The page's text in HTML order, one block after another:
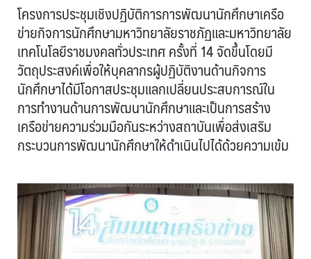
โครงการประชุมเชิงปฏิบัติการการพัฒนานักศึกษาเครือ
ข่ายกิจการนักศึกษามหาวิทยาลัยราชภัฏและมหาวิทยาลัย
เทคโนโลยีราชมงคลทั่วประเทศ ครั้งที่ 14 จัดขึ้นโดยมี
วัตถุประสงค์เพื่อให้บุคลากรผู้ปฏิบัติงานด้านกิจการ
นักศึกษาได้มีโอกาสประชุมแลกเปลี่ยนประสบการณ์ใน
การทำงานด้านการพัฒนานักศึกษาและเป็นการสร้าง
เครือข่ายความร่วมมือกันระหว่างสถาบันเพื่อส่งเสริม
กระบวนการพัฒนานักศึกษาให้ดำเนินไปได้ด้วยความเข้ม